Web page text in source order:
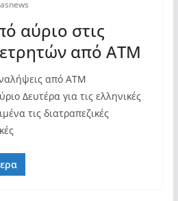
αύριο στις
από ATM
από ATM
Δευτέρα για τις ελληνικές
τις διατραπεζικές